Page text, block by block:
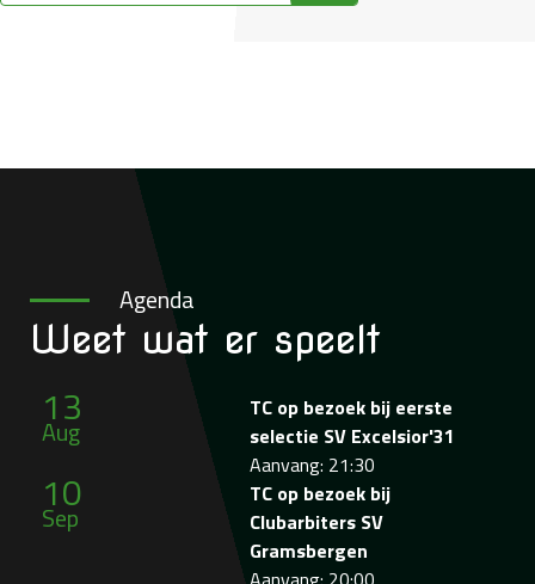
Agenda
Weet wat er speelt
13
Aug
TC op bezoek bij eerste
selectie SV Excelsior'31
Aanvang: 21:30
10
Sep
TC op bezoek bij
Clubarbiters SV
Gramsbergen